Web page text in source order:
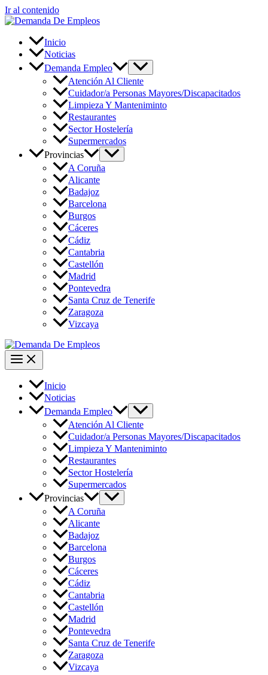
Ir al contenido
Inicio
Noticias
Demanda Empleo
Atención Al Cliente
Cuidador/a Personas Mayores/Discapacitados
Limpieza Y Manteniminto
Restaurantes
Sector Hostelería
Supermercados
Provincias
A Coruña
Alicante
Badajoz
Barcelona
Burgos
Cáceres
Cádiz
Cantabria
Castellón
Madrid
Pontevedra
Santa Cruz de Tenerife
Zaragoza
Vizcaya
Inicio
Noticias
Demanda Empleo
Atención Al Cliente
Cuidador/a Personas Mayores/Discapacitados
Limpieza Y Manteniminto
Restaurantes
Sector Hostelería
Supermercados
Provincias
A Coruña
Alicante
Badajoz
Barcelona
Burgos
Cáceres
Cádiz
Cantabria
Castellón
Madrid
Pontevedra
Santa Cruz de Tenerife
Zaragoza
Vizcaya